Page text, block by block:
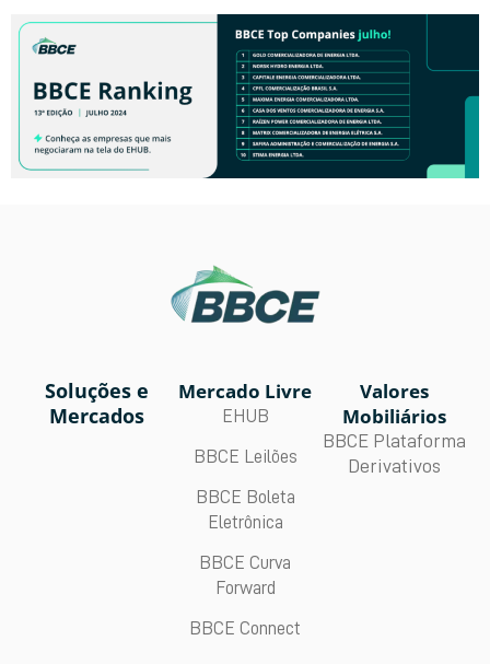
Soluções e
Mercados
Mercado Livre
EHUB
BBCE Leilões
BBCE Boleta
Eletrônica
BBCE Curva
Forward
BBCE Connect
Valores
Mobiliários
BBCE Plataforma
Derivativos